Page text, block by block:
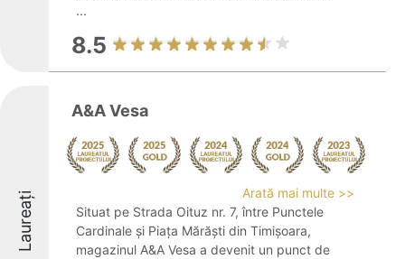
...
8.5
Laureați
A&A Vesa
Arată mai multe >>
Situat pe Strada Oituz nr. 7, între Punctele
Cardinale și Piața Mărăști din Timișoara,
magazinul A&A Vesa a devenit un punct de